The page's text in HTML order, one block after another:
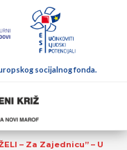
socijalnog fonda.
– Za Zajednicu” – U